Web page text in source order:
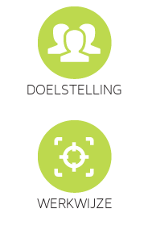
DOELSTELLING
WERKWIJZE